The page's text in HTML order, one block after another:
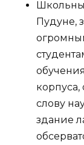
Пудуне,
слову
здание